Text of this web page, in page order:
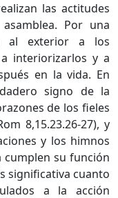
las actitudes
Por una
al exterior a los
interiorizarlos y a
en la vida. En
signo de la
de los fieles
8,15.23.26-27), y
y los himnos
cumplen su función
significativa cuanto
a la acción